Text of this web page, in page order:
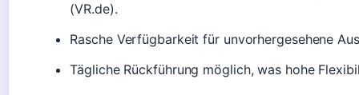
(VR.de).
Rasche Verfügbarkeit für unvorhergesehene
Tägliche Rückführung möglich, was hohe